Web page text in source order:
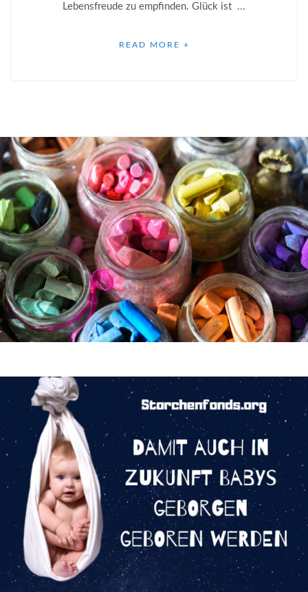
Lebensfreude zu empfinden. Glück ist ...
READ MORE +